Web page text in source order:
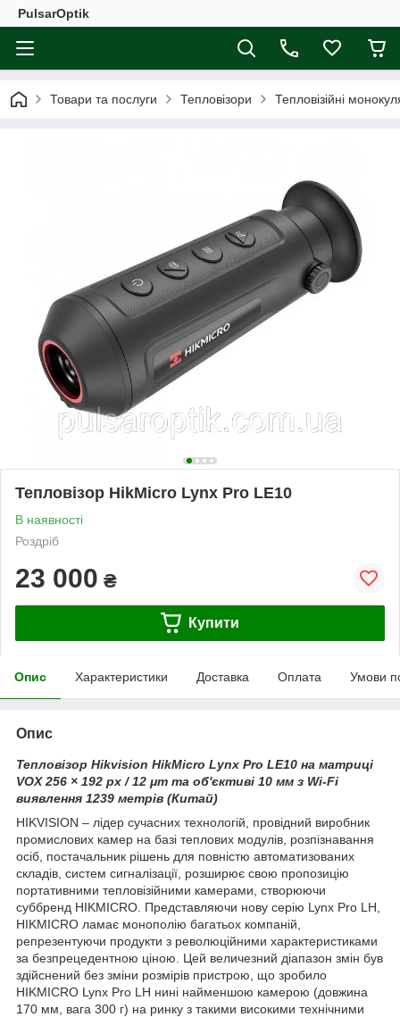
PulsarOptik
Товари та послуги Тепловізори Тепловізійні
Тепловізор HikMicro Lynx Pro LE10
В наявності
Роздріб
23 000 ₴
Купити
Опис Характеристики Доставка Оплата Умови
Опис
Тепловізор Hikvision HikMicro Lynx Pro LE10 на матриці
VOX 256 × 192 px / 12 μm та об'єктиві 10 мм з Wi-Fi
виявлення 1239 метрів (Китай)
HIKVISION – лідер сучасних технологій, провідний виробник
промислових камер на базі теплових модулів, розпізнавання
осіб, постачальник рішень для повністю автоматизованих
складів, систем сигналізації, розширює свою пропозицію
портативними тепловізійними камерами, створюючи
суббренд HIKMICRO. Представляючи нову серію Lynx Pro LH,
HIKMICRO ламає монополію багатьох компаній,
репрезентуючи продукти з революційними характеристиками
за безпрецедентною ціною. Цей величезний діапазон змін був
здійснений без зміни розмірів пристрою, що зробило
HIKMICRO Lynx Pro LH нині найменшою камерою (довжина
170 мм, вага 300 г) на ринку з такими високими технічними